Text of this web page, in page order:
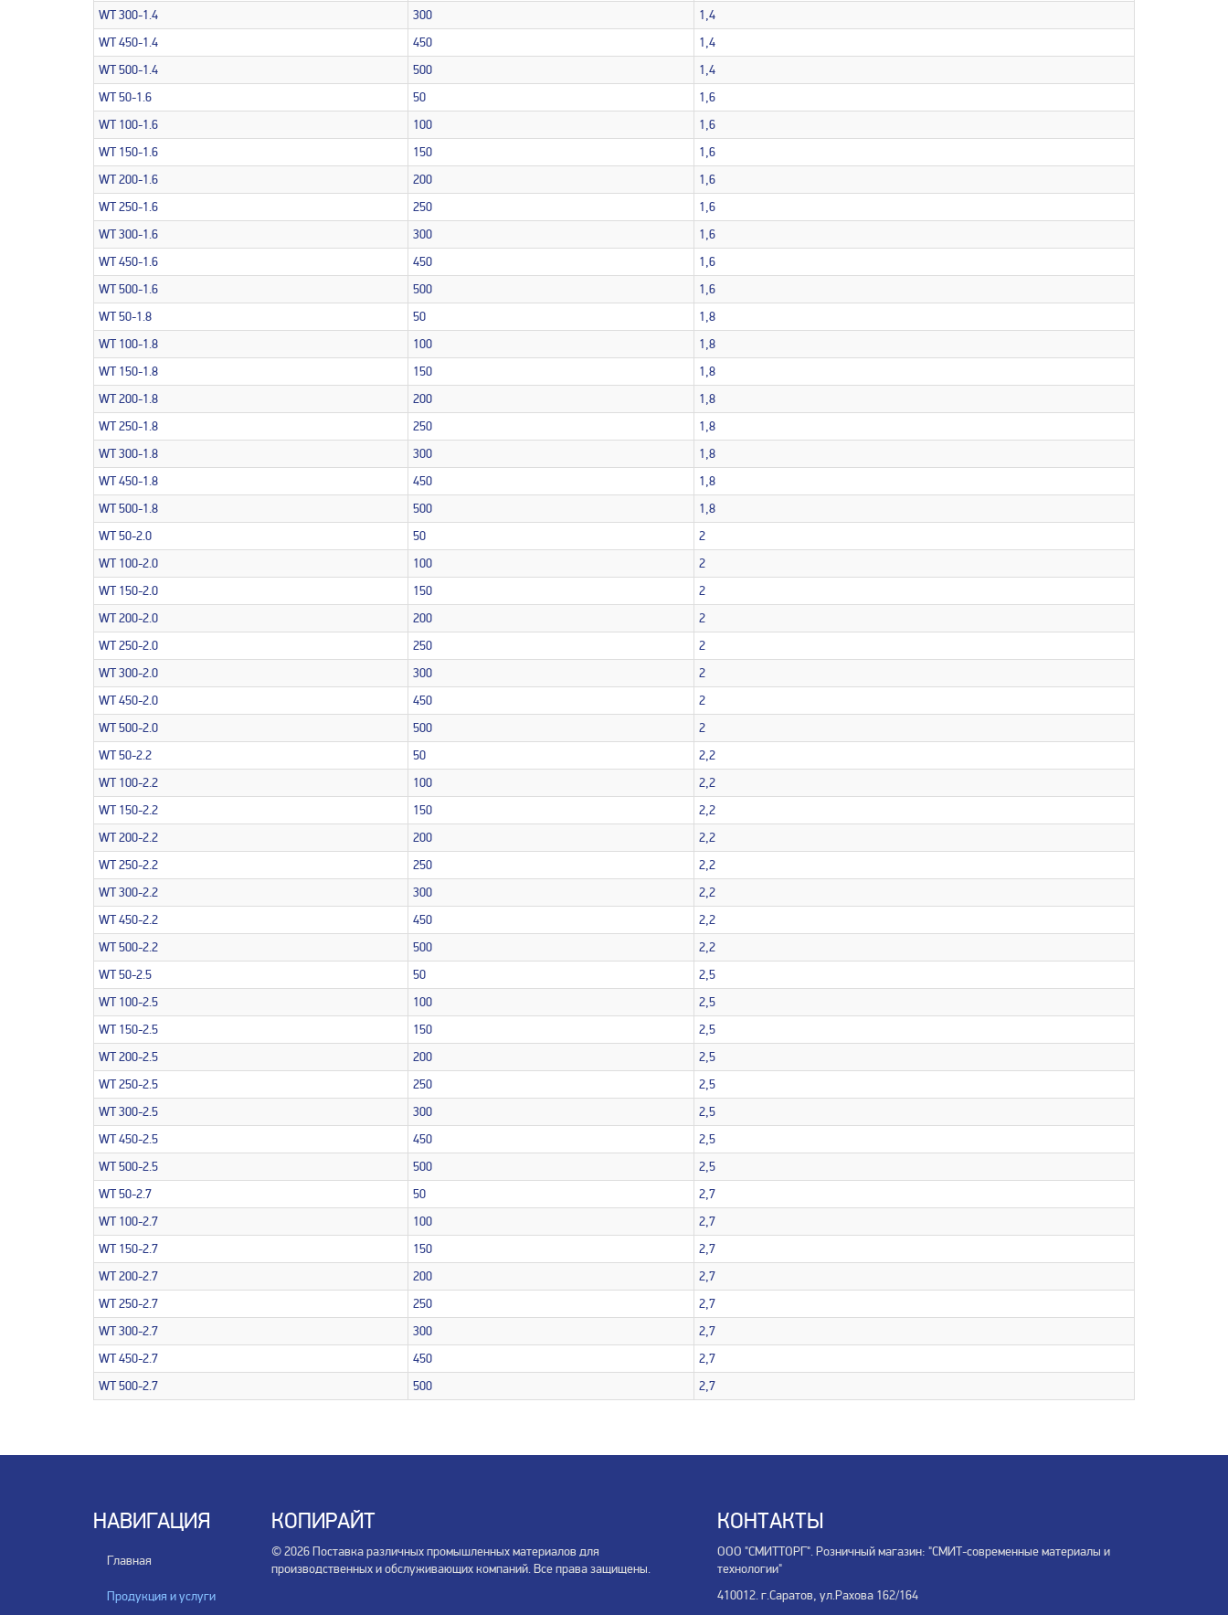
WT 300-1.4
300
1,4
WT 450-1.4
450
1,4
WT 500-1.4
500
1,4
WT 50-1.6
50
1,6
WT 100-1.6
100
1,6
WT 150-1.6
150
1,6
WT 200-1.6
200
1,6
WT 250-1.6
250
1,6
WT 300-1.6
300
1,6
WT 450-1.6
450
1,6
WT 500-1.6
500
1,6
WT 50-1.8
50
1,8
WT 100-1.8
100
1,8
WT 150-1.8
150
1,8
WT 200-1.8
200
1,8
WT 250-1.8
250
1,8
WT 300-1.8
300
1,8
WT 450-1.8
450
1,8
WT 500-1.8
500
1,8
WT 50-2.0
50
2
WT 100-2.0
100
2
WT 150-2.0
150
2
WT 200-2.0
200
2
WT 250-2.0
250
2
WT 300-2.0
300
2
WT 450-2.0
450
2
WT 500-2.0
500
2
WT 50-2.2
50
2,2
WT 100-2.2
100
2,2
WT 150-2.2
150
2,2
WT 200-2.2
200
2,2
WT 250-2.2
250
2,2
WT 300-2.2
300
2,2
WT 450-2.2
450
2,2
WT 500-2.2
500
2,2
WT 50-2.5
50
2,5
WT 100-2.5
100
2,5
WT 150-2.5
150
2,5
WT 200-2.5
200
2,5
WT 250-2.5
250
2,5
WT 300-2.5
300
2,5
WT 450-2.5
450
2,5
WT 500-2.5
500
2,5
WT 50-2.7
50
2,7
WT 100-2.7
100
2,7
WT 150-2.7
150
2,7
WT 200-2.7
200
2,7
WT 250-2.7
250
2,7
WT 300-2.7
300
2,7
WT 450-2.7
450
2,7
WT 500-2.7
500 2,7
НАВИГАЦИЯ
Главная
Продукция и услуги
КОПИРАЙТ
© 2026 Поставка различных промышленных материалов для
производственных и обслуживающих компаний. Все права защищены.
КОНТАКТЫ
ООО "СМИТТОРГ". Розничный магазин: "СМИТ-современные материалы и
технологии"
410012. г.Саратов, ул.Рахова 162/164